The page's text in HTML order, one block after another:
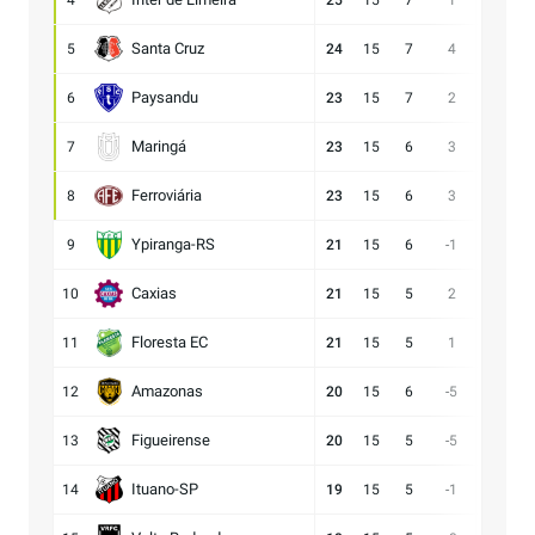
5 Santa Cruz 24 15 7 4
6 Paysandu 23 15 7 2
7 Maringá 23 15 6 3
8 Ferroviária 23 15 6 3
9 Ypiranga-RS 21 15 6 -1
10 Caxias 21 15 5 2
11 Floresta EC 21 15 5 1
12 Amazonas 20 15 6 -5
13 Figueirense 20 15 5 -5
14 Ituano-SP 19 15 5 -1